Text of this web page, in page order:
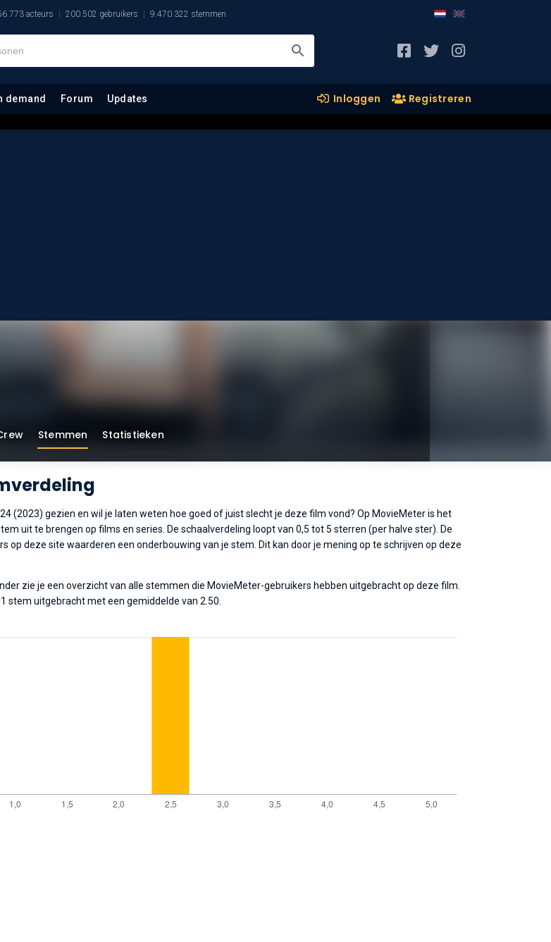
acteurs 200.502 gebruikers 9.470.322 stemmen
demand Forum Updates Inloggen Registreren
Stemmen Statistieken
(2023) gezien en wil je laten weten hoe goed of juist slecht je deze film vond? Op MovieMeter is het
uit te brengen op films en series. De schaalverdeling loopt van 0,5 tot 5 sterren (per halve ster). De
op deze site waarderen een onderbouwing van je stem. Dit kan door je mening op te schrijven op deze
zie je een overzicht van alle stemmen die MovieMeter-gebruikers hebben uitgebracht op deze film.
stem uitgebracht met een gemiddelde van 2.50.